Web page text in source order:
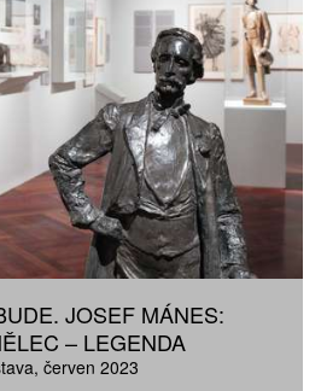
JOSEF MÁNES:
– LEGENDA
červen 2023